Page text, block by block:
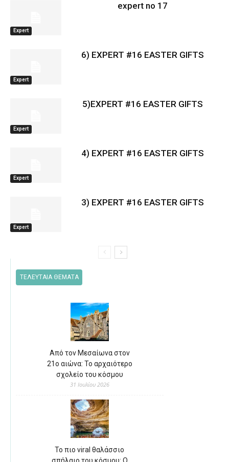
Expert
expert no 17
Expert
6) EXPERT #16 EASTER GIFTS
Expert
5)EXPERT #16 EASTER GIFTS
Expert
4) EXPERT #16 EASTER GIFTS
Expert
3) EXPERT #16 EASTER GIFTS
ΤΕΛΕΥΤΑΙΑ ΘΕΜΑΤΑ
Από τον Μεσαίωνα στον
21ο αιώνα: Το αρχαιότερο
σχολείο του κόσμου
31 Ιουλίου 2026
Το πιο viral θαλάσσιο